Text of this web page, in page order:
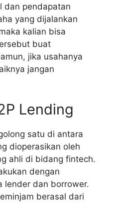
dan pendapatan
yang dijalankan
kalian bisa
buat
jika usahanya
jangan
Lending
satu di antara
dioperasikan oleh
ahli di bidang fintech.
dengan
lender dan borrower.
berasal dari